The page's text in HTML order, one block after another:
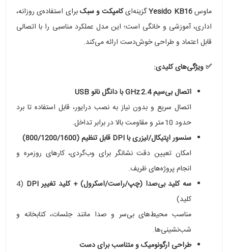
ماوسYesido KB16گزینه‌ایکامپکت و سبکبرای استفاده‌ی روزانه،
اداری، آموزشی و خانگی است؛ این مدل عملکرد مناسبی را با اتصالی
قابل اعتماد و طراحی خوش‌دست ارائه می‌کند.
✅ ویژگی‌های کلیدی:
اتصال بی‌سیم 2.4 GHz با دانگل نانو USB
اتصال سریع و بدون نیاز به نصب درایور، قابل استفاده تا برد
حدود 10 متر و مقاومت بالا در برابر تداخل.
سنسور اپتیکال/لیزری با DPI قابل تنظیم (800/1200/1600)
امکان تعیین دقت نشانگر برای وب‌گردی، کارهای روزمره و
انجام پروژه‌های ظریف.
سه کلید بی‌صدا (چپ/راست/اسکرول) + کلید تغییر DPI
(4
کلید)
مناسب محیط‌های بی‌سر و صدا مانند جلسات، کتابخانه و
شب‌نشینی‌ها.
طراحی ارگونومیک و متناسب برای دست